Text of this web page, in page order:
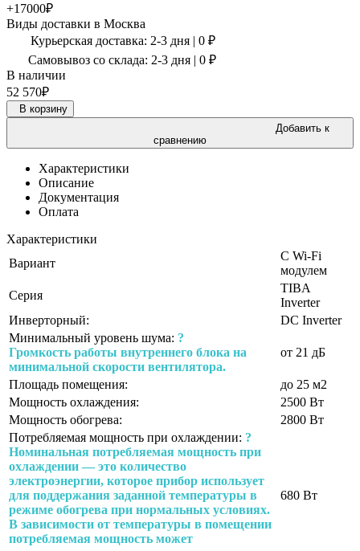
+17000₽
Виды доставки в Москва
Курьерская доставка: 2-3 дня | 0 ₽
Самовывоз со склада: 2-3 дня | 0 ₽
В наличии
52 570₽
В корзину
Добавить к
сравнению
Характеристики
Описание
Документация
Оплата
Характеристики
Вариант
С Wi-Fi
модулем
Серия
TIBA
Inverter
Инверторный:
DC Inverter
Минимальный уровень шума: ?
Громкость работы внутреннего блока на
минимальной скорости вентилятора.
от 21 дБ
Площадь помещения:
до 25 м2
Мощность охлаждения:
2500 Вт
Мощность обогрева:
2800 Вт
Потребляемая мощность при охлаждении: ?
Номинальная потребляемая мощность при
охлаждении — это количество
электроэнергии, которое прибор использует
для поддержания заданной температуры в
режиме обогрева при нормальных условиях.
В зависимости от температуры в помещении
потребляемая мощность может
680 Вт